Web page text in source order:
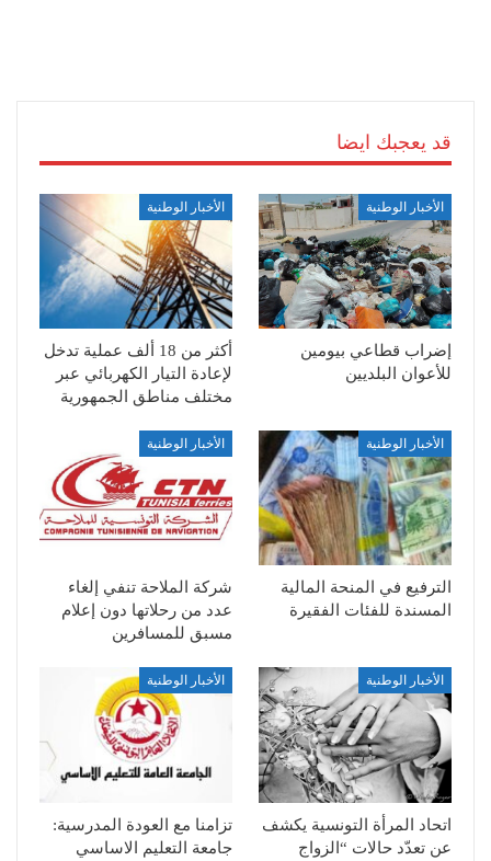
قد يعجبك ايضا
الأخبار الوطنية
إضراب قطاعي بيومين
للأعوان البلديين
الأخبار الوطنية
أكثر من 18 ألف عملية تدخل
لإعادة التيار الكهربائي عبر
مختلف مناطق الجمهورية
الأخبار الوطنية
الترفيع في المنحة المالية
المسندة للفئات الفقيرة
الأخبار الوطنية
شركة الملاحة تنفي إلغاء
عدد من رحلاتها دون إعلام
مسبق للمسافرين
الأخبار الوطنية
اتحاد المرأة التونسية يكشف
عن تعدّد حالات “الزواج
الأخبار الوطنية
تزامنا مع العودة المدرسية:
جامعة التعليم الاساسي